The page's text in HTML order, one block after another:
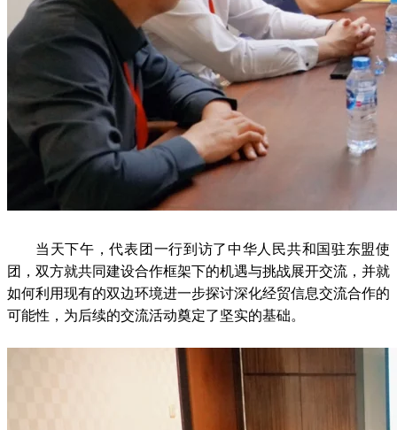
当天下午，代表团一行到访了中华人民共和国驻东盟使
团，双方就共同建设合作框架下的机遇与挑战展开交流，并就
如何利用现有的双边环境进一步探讨深化经贸信息交流合作的
可能性，为后续的交流活动奠定了坚实的基础。